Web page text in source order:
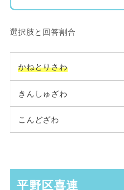
選択肢と回答割合
かねとりさわ
きんしゅざわ
こんどざわ
平野区喜連